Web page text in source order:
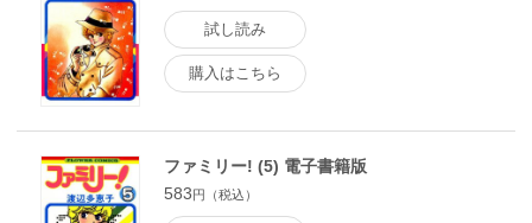
試し読み
購入はこちら
ファミリー! (5) 電子書籍版
583円（税込）